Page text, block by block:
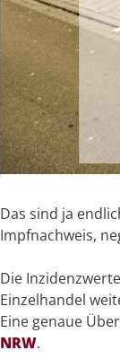
Das sind ja
Impfnachweis,
Die
Einzelhandel
Eine genaue
NRW.